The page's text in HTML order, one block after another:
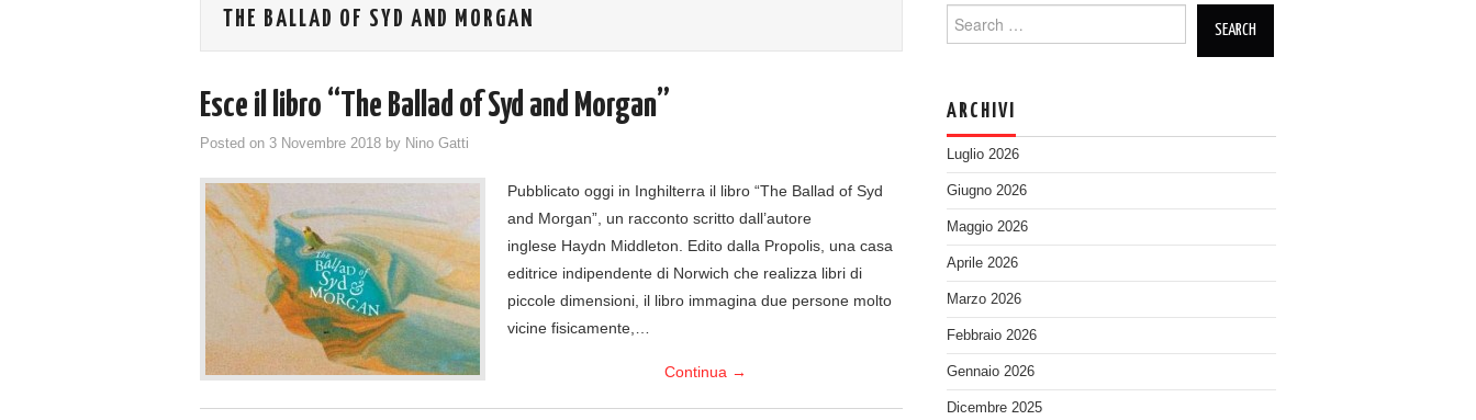
THE BALLAD OF SYD AND MORGAN
Esce il libro “The Ballad of Syd and Morgan”
Posted on 3 Novembre 2018 by Nino Gatti
Pubblicato oggi in Inghilterra il libro “The Ballad of Syd
and Morgan”, un racconto scritto dall’autore
inglese Haydn Middleton. Edito dalla Propolis, una casa
editrice indipendente di Norwich che realizza libri di
piccole dimensioni, il libro immagina due persone molto
vicine fisicamente,…
Continua →
for:
ARCHIVI
Luglio 2026
Giugno 2026
Maggio 2026
Aprile 2026
Marzo 2026
Febbraio 2026
Gennaio 2026
Dicembre 2025